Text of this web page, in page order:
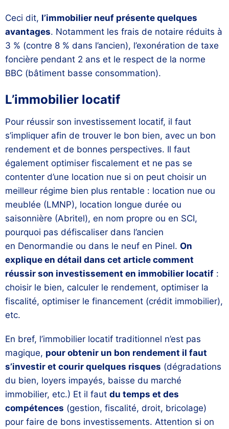
Ceci dit, l’immobilier neuf présente quelques
avantages. Notamment les frais de notaire réduits à
3 % (contre 8 % dans l’ancien), l’exonération de taxe
foncière pendant 2 ans et le respect de la norme
BBC (bâtiment basse consommation).
L’immobilier locatif
Pour réussir son investissement locatif, il faut
s’impliquer afin de trouver le bon bien, avec un bon
rendement et de bonnes perspectives. Il faut
également optimiser fiscalement et ne pas se
contenter d’une location nue si on peut choisir un
meilleur régime bien plus rentable : location nue ou
meublée (LMNP), location longue durée ou
saisonnière (Abritel), en nom propre ou en SCI,
pourquoi pas défiscaliser dans l’ancien
en Denormandie ou dans le neuf en Pinel. On
explique en détail dans cet article comment
réussir son investissement en immobilier locatif :
choisir le bien, calculer le rendement, optimiser la
fiscalité, optimiser le financement (crédit immobilier),
etc.
En bref, l’immobilier locatif traditionnel n’est pas
magique, pour obtenir un bon rendement il faut
s’investir et courir quelques risques (dégradations
du bien, loyers impayés, baisse du marché
immobilier, etc.) Et il faut du temps et des
compétences (gestion, fiscalité, droit, bricolage)
pour faire de bons investissements. Attention si on